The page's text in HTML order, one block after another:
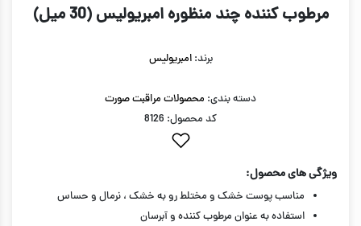
مرطوب کننده چند منظوره امبریولیس (30 میل)
برند:امبریولیس
دسته بندی: محصولات مراقبت صورت
کد محصول: 8126
ویژگی های محصول:
مناسب پوست خشک و مختلط رو به خشک ، نرمال و حساس
استفاده به عنوان مرطوب کننده و آبرسان